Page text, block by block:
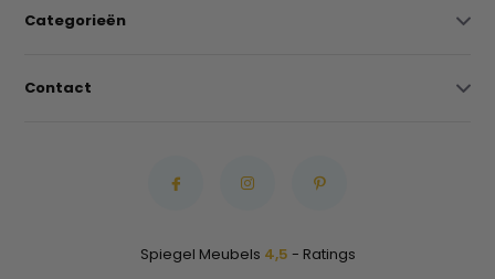
Categorieën
Contact
Spiegel Meubels 4,5 - Ratings